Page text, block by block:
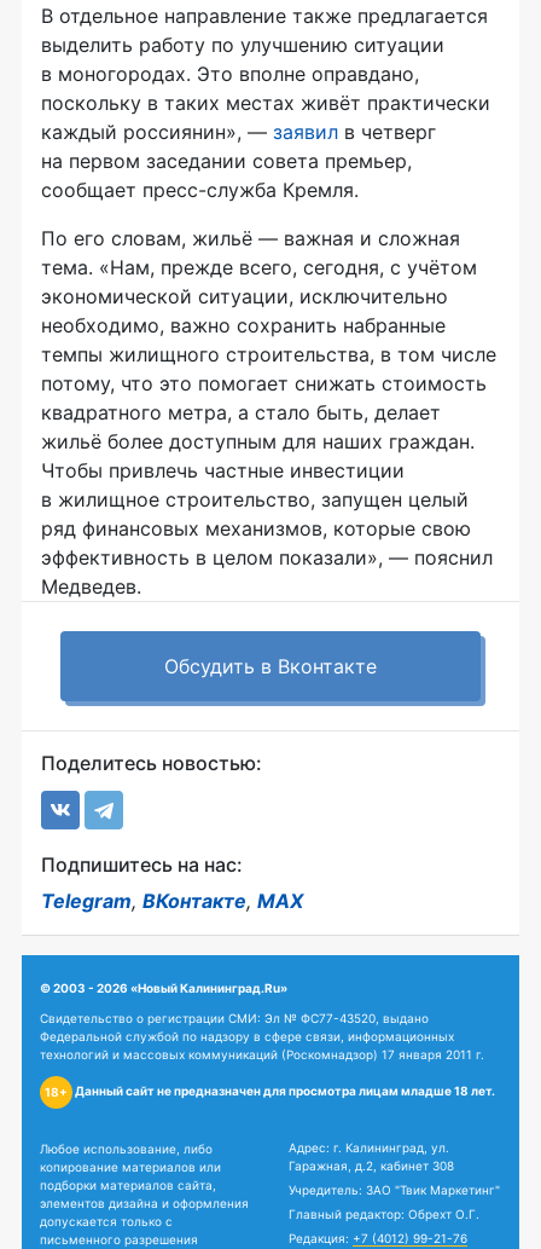
В отдельное направление также предлагается
выделить работу по улучшению ситуации
в моногородах. Это вполне оправдано,
поскольку в таких местах живёт практически
каждый россиянин», — заявил в четверг
на первом заседании совета премьер,
сообщает пресс-служба Кремля.
По его словам, жильё — важная и сложная
тема. «Нам, прежде всего, сегодня, с учётом
экономической ситуации, исключительно
необходимо, важно сохранить набранные
темпы жилищного строительства, в том числе
потому, что это помогает снижать стоимость
квадратного метра, а стало быть, делает
жильё более доступным для наших граждан.
Чтобы привлечь частные инвестиции
в жилищное строительство, запущен целый
ряд финансовых механизмов, которые свою
эффективность в целом показали», — пояснил
Медведев.
Обсудить в Вконтакте
Поделитесь новостью:
Подпишитесь на нас:
Telegram, ВКонтакте, MAX
© 2003 - 2026 «Новый Калининград.Ru»
Свидетельство о регистрации СМИ: Эл № ФС77-43520, выдано
Федеральной службой по надзору в сфере связи, информационных
технологий и массовых коммуникаций (Роскомнадзор) 17 января 2011 г.
18+ Данный сайт не предназначен для просмотра лицам младше 18 лет.
Любое использование, либо
копирование материалов или
подборки материалов сайта,
элементов дизайна и оформления
допускается только с
письменного разрешения
Адрес: г. Калининград, ул.
Гаражная, д.2, кабинет 308
Учредитель: ЗАО "Твик Маркетинг"
Главный редактор: Обрехт О.Г.
Редакция: +7 (4012) 99-21-76